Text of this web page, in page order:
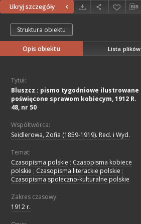
Ukryj szczegóły
Struktura obiektu
Opis obiektu Lista plików
Tytuł:
Bluszcz : pismo tygodniowe ilustrowane
poświęcone sprawom kobiecym, 1912 R.
48, nr 50
Współtwórca:
Seidlerowa, Zofia (1859-1919). Red. i Wyd.
Temat:
Czasopisma polskie ; Czasopisma kobiece
polskie ; Czasopisma literackie polskie ;
Czasopisma społeczno-kulturalne polskie
Zakres czasowy:
1912 r.